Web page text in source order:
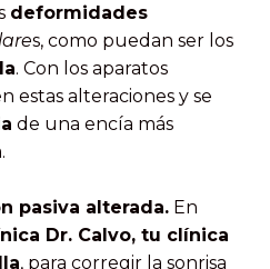
deformidades
s, como puedan ser los
. Con los aparatos
estas alteraciones y se
de una encía más
pasiva alterada. En
Dr. Calvo, tu clínica
, para corregir la sonrisa